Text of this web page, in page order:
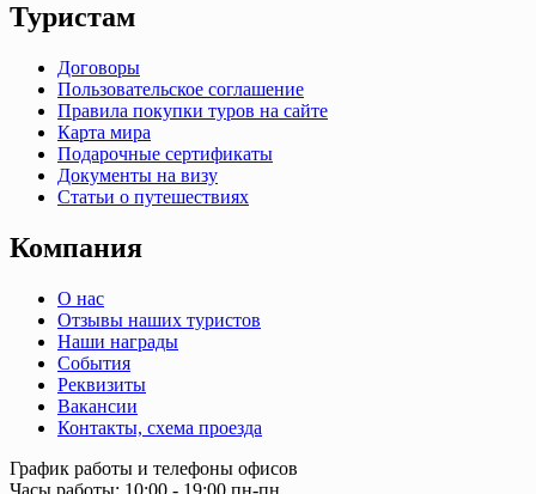
Туристам
Договоры
Пользовательское соглашение
Правила покупки туров на сайте
Карта мира
Подарочные сертификаты
Документы на визу
Статьи о путешествиях
Компания
О нас
Отзывы наших туристов
Наши награды
События
Реквизиты
Вакансии
Контакты, схема проезда
График работы и телефоны офисов
Часы работы: 10:00 - 19:00 пн-пн